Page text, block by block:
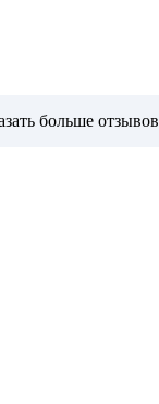
больше отзывов